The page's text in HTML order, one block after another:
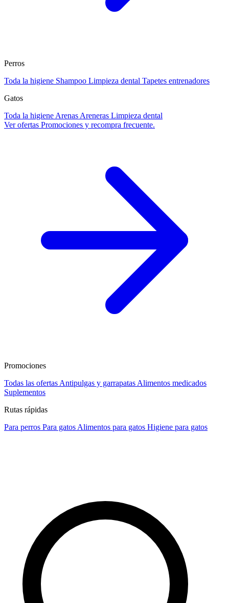
Perros
Toda la higiene Shampoo Limpieza dental Tapetes entrenadores
Gatos
Toda la higiene Arenas Areneras Limpieza dental
Ver ofertas Promociones y recompra frecuente.
Promociones
Todas las ofertas Antipulgas y garrapatas Alimentos medicados
Suplementos
Rutas rápidas
Para perros Para gatos Alimentos para gatos Higiene para gatos